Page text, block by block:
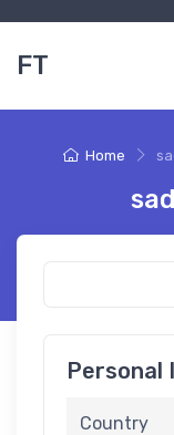
FT
Home
Personal
Country